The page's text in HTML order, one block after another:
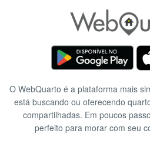
O WebQuarto é a plataforma mais
está buscando ou oferecendo
compartilhadas. Em poucos
perfeito para morar com seu